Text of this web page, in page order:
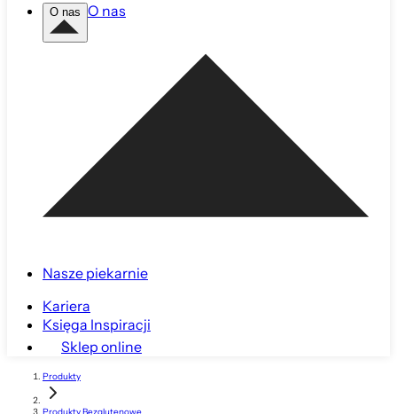
O nas O nas
Nasze piekarnie
Kariera
Księga Inspiracji
Sklep online
Produkty